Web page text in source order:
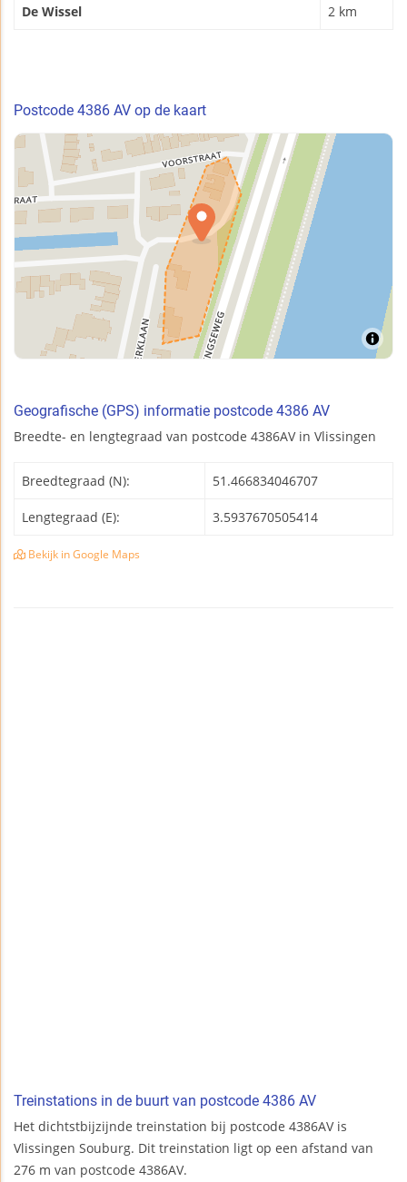
De Wissel 2 km
Postcode 4386 AV op de kaart
Geografische (GPS) informatie postcode 4386 AV
Breedte- en lengtegraad van postcode 4386AV in Vlissingen
Breedtegraad (N): 51.466834046707
Lengtegraad (E): 3.5937670505414
Bekijk in Google Maps
Treinstations in de buurt van postcode 4386 AV
Het dichtstbijzijnde treinstation bij postcode 4386AV is
Vlissingen Souburg. Dit treinstation ligt op een afstand van
276 m van postcode 4386AV.